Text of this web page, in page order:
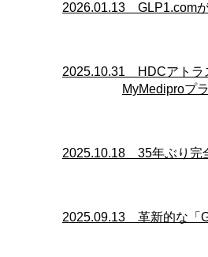
​​2026.01.13 GLP1.com
​​2025.10.31 HDCアトラ
MyMediproプ
​​2025.10.18 35年ぶり完
​​2025.09.13 革新的な「